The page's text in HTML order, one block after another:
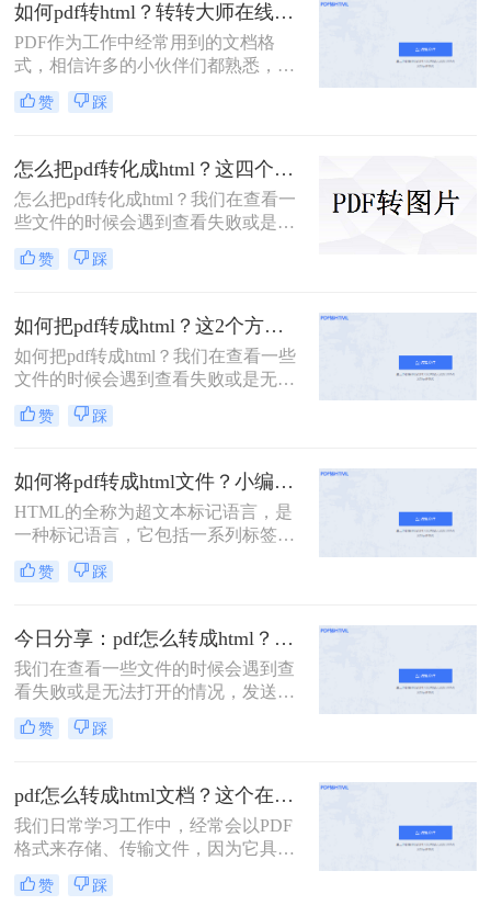
们想在PDF格式的模板上进行修改的
话会比较困难，那有什么方法可以将
模板转成HTML格式从而方便编辑
呢？今天分享二个pdf怎么转换成html
的方法给你们。
如何pdf转html？转转大师在线就能搞定！
PDF作为工作中经常用到的文档格
式，相信许多的小伙伴们都熟悉，虽
然该格式作为大家常用的格式，相信
大家也不会陌生，也知道该格式的优
果在特定的时候需要使用网页格式的
时候应该要去怎么办呢？这个时候我
们就需要使用文件格式转换来解决问
题了！具体操作是什么样的呢？小编
接下来就来为大家详细解答如何pdf转
html吧！
赞 踩
怎么把pdf转化成html？这四个转HTML方法分享给你！
怎么把pdf转化成html？​我们在查看一
些文件的时候会遇到查看失败或是无
法打开的情况，发送的时候也可能会
出现这样或那样的问题，其实我们可
该格式下文件打开和加载的速度很
快，而且能不受到软件的制约，直接
在网页上就能查看，与此同时还能方
便文件的共享访问，只需一个链接就
能实现查看,下面我们就来分享四个
PDF转HTML的转换方法吧！
赞 踩
如何把pdf转成html？这2个方法超实用！
如何把pdf转成html？我们在查看一些
文件的时候会遇到查看失败或是无法
打开的情况。其实我们可以将PDF文
件转换成HTML格式，在该格式下文
受到软件的制约，直接在网页上就能
查看，与此同时还能方便文件的共享
访问，只需一个链接就能实现查看，
非常方便，下面一起看看吧。
赞 踩
如何将pdf转成html文件？小编给你分享这三个方法！
HTML的全称为超文本标记语言，是
一种标记语言，它包括一系列标签，
通过这些标签我们可以将网络上的文
档格式统一，使分散的Internet资源连
赞 踩
今日分享：pdf怎么转成html？分享两个超简单上手技巧
我们在查看一些文件的时候会遇到查
看失败或是无法打开的情况，发送的
时候也可能会出现这样或那样的问
题，其实我们可以将PDF文件转换成
加载的速度很快，而且能不受到软件
的制约，直接在网页上就能查看，与
此同时还能方便文件的共享访问，只
需一个链接就能实现查看,下面我们就
来分享pdf怎么转成html方法吧！
赞 踩
pdf怎么转成html文档？这个在线方法快来试试
我们日常学习工作中，经常会以PDF
格式来存储、传输文件，因为它具有
良好的稳定性以及兼容性。在需要编
辑PDF内容的时候，我们往往会将
赞 踩